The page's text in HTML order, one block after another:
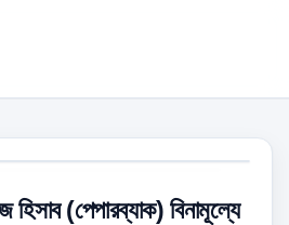
হিসাব (পেপারব্যাক) বিনামূল্যে